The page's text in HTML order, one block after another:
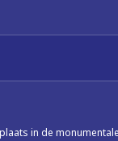
in de